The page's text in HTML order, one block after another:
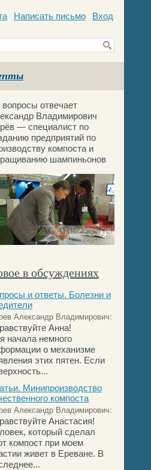
Написать письмо Вход
отвечает
Владимирович
— специалист по
предприятий по
компоста и
шампиньонов
в обсуждениях
и ответы. Болезни и
Александр Владимирович:
Анна!
начала немного
о механизме
этих пятен. Если
Минипроизводство
компоста
Александр Владимирович:
Анастасия!
который сделал
компост при моем
живет в Ереване. В